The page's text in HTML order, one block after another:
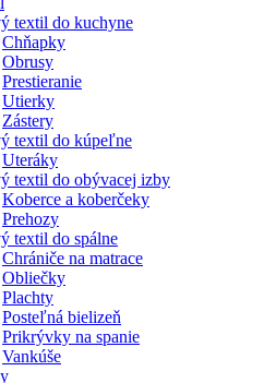
textil do kuchyne
Chňapky
Obrusy
Prestieranie
Utierky
Zástery
textil do kúpeľne
Uteráky
textil do obývacej izby
Koberce a koberčeky
Prehozy
textil do spálne
Chrániče na matrace
Obliečky
Plachty
Posteľná bielizeň
Prikrývky na spanie
Vankúše